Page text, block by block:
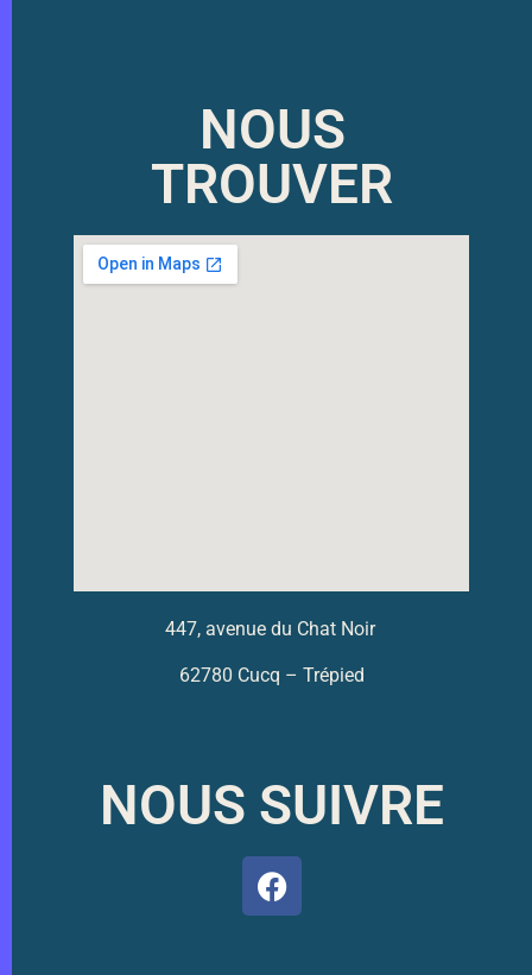
NOUS
TROUVER
447, avenue du Chat Noir
62780 Cucq – Trépied
NOUS SUIVRE